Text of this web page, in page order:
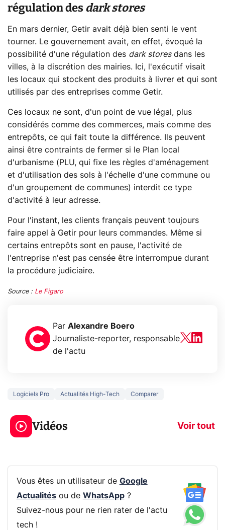
régulation des dark stores
En mars dernier, Getir avait déjà bien senti le vent
tourner. Le gouvernement avait, en effet, évoqué la
possibilité d'une régulation des dark storesdans les
villes, à la discrétion des mairies. Ici, l'exécutif visait
les locaux qui stockent des produits à livrer et qui sont
utilisés par des entreprises comme Getir.
Ces locaux ne sont, d'un point de vue légal, plus
considérés comme des commerces, mais comme des
entrepôts, ce qui fait toute la différence. Ils peuvent
ainsi être contraints de fermer si le Plan local
d'urbanisme (PLU, qui fixe les règles d'aménagement
et d'utilisation des sols à l'échelle d'une commune ou
d'un groupement de communes) interdit ce type
d'activité à leur adresse.
Pour l'instant, les clients français peuvent toujours
faire appel à Getir pour leurs commandes. Même si
certains entrepôts sont en pause, l'activité de
l'entreprise n'est pas censée être interrompue durant
la procédure judiciaire.
Source : Le Figaro
Par Alexandre Boero
Journaliste-reporter, responsable
de l'actu
Logiciels Pro Actualités High-Tech Comparer
Vidéos Voir tout
3 écrans en 1 pour
319€ ? Voici L'AOC
CQ32G4ZA !
prochaine
Vous êtes un utilisateur de Google
Actualitésou de WhatsApp?
Suivez-nous pour ne rien rater de l'actu
tech !